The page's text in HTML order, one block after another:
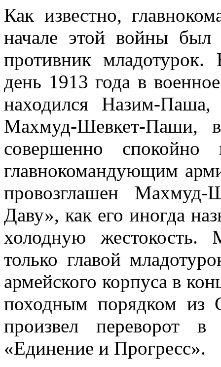
Как известно,
начале этой войны
противник
день 1913 года в
находился Назим-
Мах­муд-Шевкет-Паши,
совершенно
главнокомандующим
провозглашен Мах­муд-
Даву», как его иногда
холодную
только главой
армейского корпуса в
походным по­рядком из
про­извел переворот
«Единение и Прогресс».